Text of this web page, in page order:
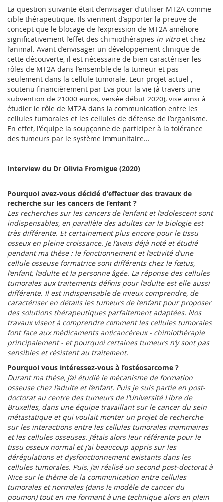
La question suivante était d’envisager d’utiliser MT2A comme
cible thérapeutique. Ils viennent d’apporter la preuve de
concept que le blocage de l’expression de MT2A améliore
significativement l’effet des chimiothérapies in vitroet chez
l’animal. Avant d’envisager un développement clinique de
cette découverte, il est nécessaire de bien caractériser les
rôles de MT2A dans l’ensemble de la tumeur et pas
seulement dans la cellule tumorale. Leur projet actuel ,
soutenu financièrement par Eva pour la vie (à travers une
subvention de 21000 euros, versée début 2020), vise ainsi à
étudier le rôle de MT2A dans la communication entre les
cellules tumorales et les cellules de défense de l’organisme.
En effet, l'équipe la soupçonne de participer à la tolérance
des tumeurs par le système immunitaire...
Interview du Dr Olivia Fromigue (2020)
Pourquoi avez-vous décidé d'effectuer des travaux de
recherche sur les cancers de l’enfant ?
Les recherches sur les cancers de l’enfant et l’adolescent sont
indispensables, en parallèle des adultes car la biologie est
très différente. Et certainement plus encore pour le tissu
osseux en pleine croissance. Je l’avais déjà noté et étudié
pendant ma thèse : le fonctionnement et l’activité d’une
cellule osseuse formatrice sont différents chez le fœtus,
l’enfant, l’adulte et la personne âgée. La réponse des cellules
tumorales aux traitements définis pour l’adulte est elle aussi
différente. Il est indispensable de mieux comprendre, de
caractériser en détails les tumeurs de l’enfant pour proposer
des solutions thérapeutiques parfaitement adaptées. Nos
travaux visent à comprendre comment les cellules tumorales
font face aux médicaments anticancéreux - chimiothérapie
principalement - et pourquoi certaines tumeurs n’y sont pas
sensibles et résistent au traitement.
Pourquoi vous intéressez-vous à l’ostéosarcome ?
Durant ma thèse, j’ai étudié le mécanisme de formation
osseuse chez l’adulte et l’enfant. Puis je suis partie en post-
doctorat au centre des tumeurs de l’Université Libre de
Bruxelles, dans une équipe travaillant sur le cancer du sein
métastatique et qui voulait monter un projet de recherche
sur les interactions entre les cellules tumorales mammaires
et les cellules osseuses. J’étais alors leur référente pour le
tissu osseux normal et j’ai beaucoup appris sur les
dérégulations et dysfonctionnement existants dans les
cellules tumorales. Puis, j’ai réalisé un second post-doctorat à
Nice sur le thème de la communication entre cellules
tumorales et normales (dans le modèle de cancer du
poumon) tout en me formant à une technique alors en plein